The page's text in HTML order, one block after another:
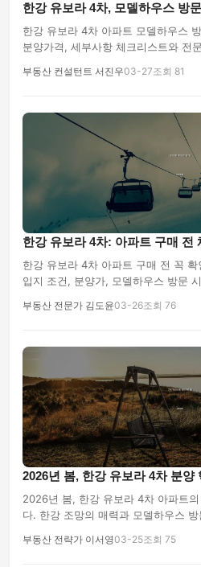
한강 유보라 4차, 모델하우스 방
한강 유보라 4차 아파트 모델하우스
분양가격, 세부사항 체크리스트와 전
부동산 컨설턴트 서진우03-27조회 81
한강 유보라 4차: 아파트 구매 전
한강 유보라 4차 아파트 구매 전 꼭
입지 조건, 분양가, 모델하우스 방문
부동산 전문가 김도윤03-26조회 76
2026년 봄, 한강 유보라 4차 분양
2026년 봄, 한강 유보라 4차 아파트
다. 한강 조망의 매력과 모델하우스
부동산 전략가 이서영03-25조회 75